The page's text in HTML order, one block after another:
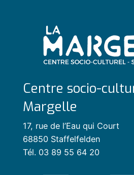
Centre socio-
Margelle
17, rue de l’Eau qui Court
68850 Staffelfelden
Tél. 03 89 55 64 20